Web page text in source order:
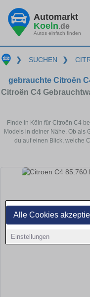
Alle Cookies
Einstellungen
Automarkt
Koeln.de
Autos einfach finden
❯ SUCHEN ❯
gebrauchte Citroën
Citroën C4
Finde in Köln für Citroën C4
Models in deiner Nähe. Ob als
du auf einen Blick, welche